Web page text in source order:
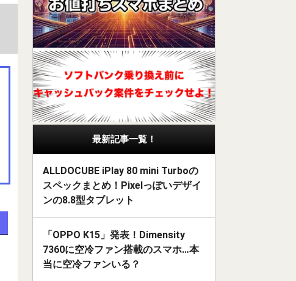
最新記事一覧！
ALLDOCUBE iPlay 80 mini Turboの
スペックまとめ！Pixelっぽいデザイ
ンの8.8型タブレット
「OPPO K15」発表！Dimensity
7360に空冷ファン搭載のスマホ…本
当に空冷ファンいる？